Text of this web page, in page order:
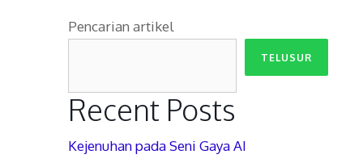
Pencarian artikel
TELUSUR
Recent Posts
Kejenuhan pada Seni Gaya AI